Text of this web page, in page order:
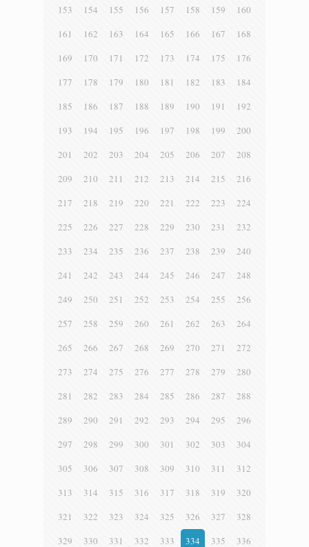
153
154 155 156 157 158 159
160
161
162 163 164 165 166 167
168
169
170 171 172 173 174 175
176
177
178 179 180 181 182 183
184
185
186 187 188 189 190 191
192
193
194 195 196 197 198 199
200
201
202 203 204 205 206 207
208
209
210 211 212 213 214 215
216
217
218 219 220 221 222 223
224
225
226 227 228 229 230 231
232
233
234 235 236 237 238 239
240
241
242 243 244 245 246 247
248
249
250 251 252 253 254 255
256
257
258 259 260 261 262 263
264
265
266 267 268 269 270 271
272
273
274 275 276 277 278 279
280
281
282 283 284 285 286 287
288
289
290 291 292 293 294 295
296
297
298 299 300 301 302 303
304
305
306 307 308 309 310 311
312
313
314 315 316 317 318 319
320
321
322 323 324 325 326 327
328
329
330 331 332 333 334 335 336